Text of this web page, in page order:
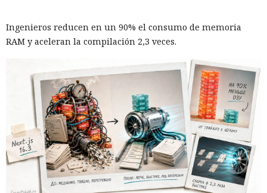
Otra corporación corre el riesgo de repetir la triste suerte de
sus predecesoras.
Ingenieros reducen en un 90% el consumo de memoria
RAM y aceleran la compilación 2,3 veces.